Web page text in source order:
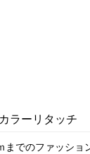
ラーリタッチ
までのファッショ